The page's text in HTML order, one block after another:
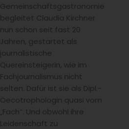
Gemeinschaftsgastronomie
begleitet Claudia Kirchner
nun schon seit fast 20
Jahren, gestartet als
journalistische
Quereinsteigerin, wie im
Fachjournalismus nicht
selten. Dafür ist sie als Dipl.-
Oecotrophologin quasi vom
„Fach“. Und obwohl ihre
Leidenschaft zu